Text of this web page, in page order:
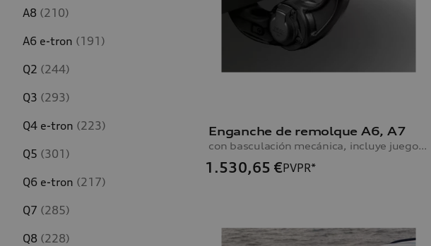
A8 (210)
A6 e-tron (191)
Q2 (244)
Q3 (293)
Q4 e-tron (223)
Q5 (301)
Q6 e-tron (217)
Q7 (285)
Q8 (228)
Enganche de remolque A6, A7
con basculación mecánica, incluye juego de componentes eléctricos, para vehículos con suspensión neumática
1.530,65 €PVPR*